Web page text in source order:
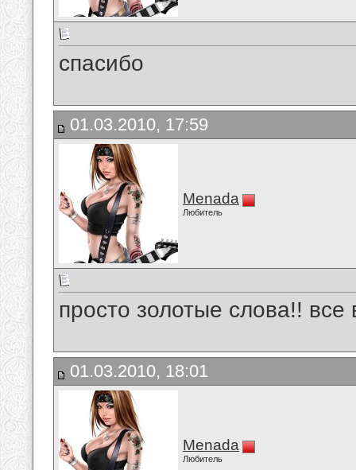
спасибо
01.03.2010, 17:59
Menada
Любитель
просто золотые слова!! все
01.03.2010, 18:01
Menada
Любитель